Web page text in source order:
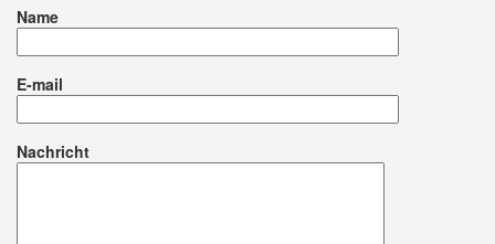
Name
E-mail
Nachricht